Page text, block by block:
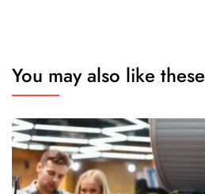
You may also like these